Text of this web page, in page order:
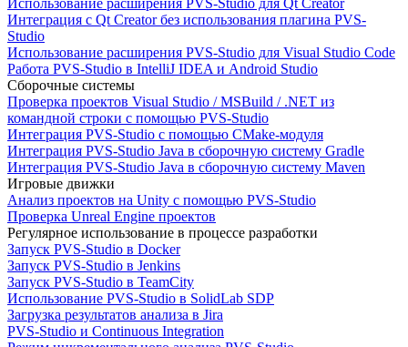
Интеграция с Qt Creator без использования плагина PVS-
Studio
Использование расширения PVS-Studio для Visual Studio Code
Работа PVS-Studio в IntelliJ IDEA и Android Studio
Сборочные системы
Проверка проектов Visual Studio / MSBuild / .NET из
командной строки с помощью PVS-Studio
Интеграция PVS-Studio с помощью CMake-модуля
Интеграция PVS-Studio Java в сборочную систему Gradle
Интеграция PVS-Studio Java в сборочную систему Maven
Игровые движки
Анализ проектов на Unity с помощью PVS-Studio
Проверка Unreal Engine проектов
Регулярное использование в процессе разработки
Запуск PVS-Studio в Docker
Запуск PVS-Studio в Jenkins
Запуск PVS-Studio в TeamCity
Использование PVS-Studio в SolidLab SDP
Загрузка результатов анализа в Jira
PVS-Studio и Continuous Integration